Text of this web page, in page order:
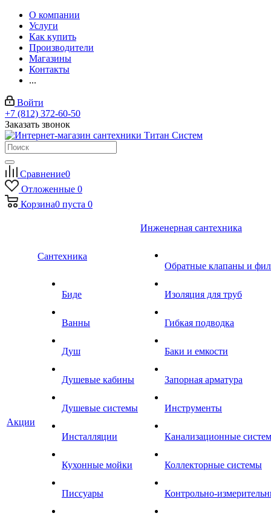
О компании
Услуги
Как купить
Производители
Магазины
Контакты
...
Войти
+7 (812) 372-60-50
Заказать звонок
Сравнение0
Отложенные 0
Корзина0 пуста 0
Акции
Сантехника
Биде
Ванны
Душ
Душевые кабины
Душевые системы
Инсталляции
Кухонные мойки
Писсуары
Инженерная сантехника
Обратные клапаны и
Изоляция для труб
Гибкая подводка
Баки и емкости
Запорная арматура
Инструменты
Канализационные
Коллекторные системы
Контрольно-